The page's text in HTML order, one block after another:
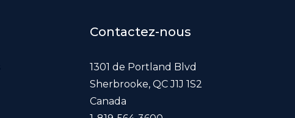
Contactez-nous
1301 de Portland Blvd
Sherbrooke, QC J1J 1S2
Canada